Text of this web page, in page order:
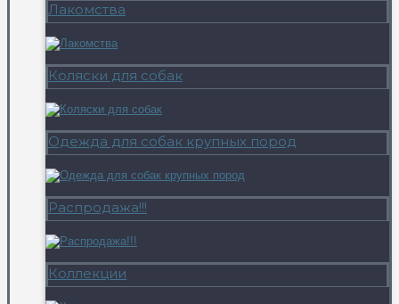
Лакомства
Коляски для собак
Одежда для собак крупных пород
Распродажа!!!
Коллекции